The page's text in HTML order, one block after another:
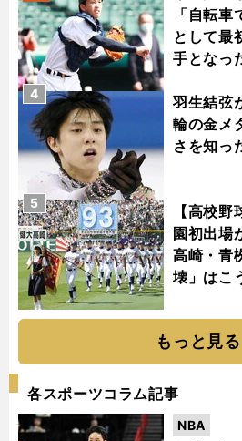
「自転
として最
手となっ
羽生結弦
輪の金メ
さを知っ
4
【高校
園初出場
高崎・青
壊」はこ
5
もっと見る
各スポーツコラム記事
NBA